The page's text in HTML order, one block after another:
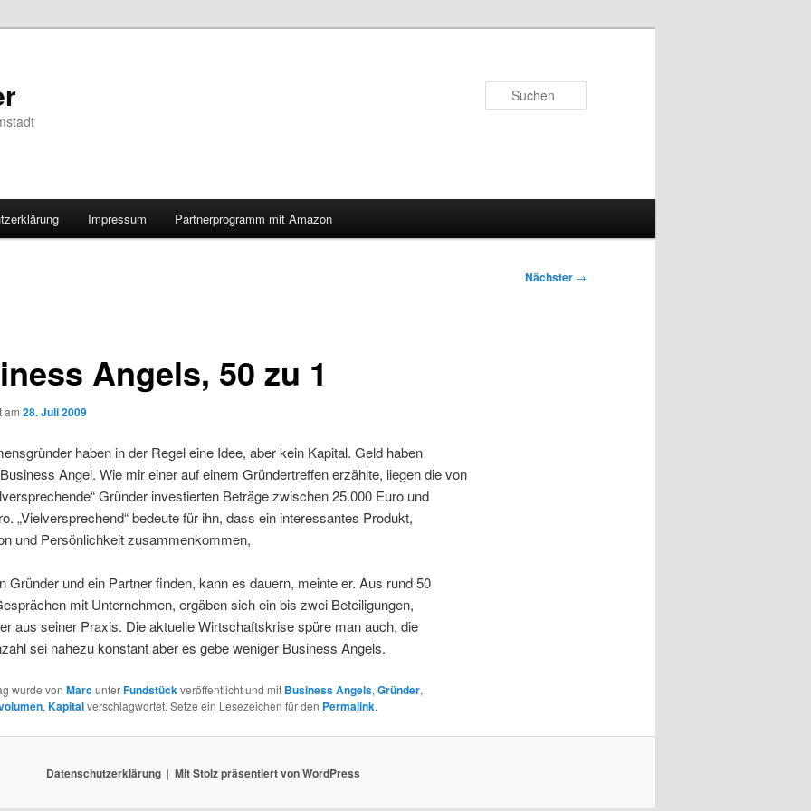
Impressum Partnerprogramm mit Amazon
Nächster →
Angels, 50 zu 1
am 28. Juli 2009
haben in der Regel eine Idee, aber kein Kapital. Geld haben
Angel. Wie mir einer auf einem Gründertreffen erzählte, liegen die von
Gründer investierten Beträge zwischen 25.000 Euro und
„Vielversprechend“ bedeute für ihn, dass ein interessantes Produkt,
und Persönlichkeit zusammenkommen,
Gründer und ein Partner finden, kann es dauern, meinte er. Aus rund 50
mit Unternehmen, ergäben sich ein bis zwei Beteiligungen,
aus seiner Praxis. Die aktuelle Wirtschaftskrise spüre man auch, die
sei nahezu konstant aber es gebe weniger Business Angels.
wurde von MarcunterFundstückveröffentlicht und mit Business Angels, Gründer,
, Kapitalverschlagwortet. Setze ein Lesezeichen für den Permalink.
Datenschutzerklärung Mit Stolz präsentiert von WordPress